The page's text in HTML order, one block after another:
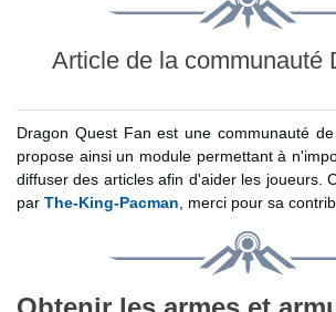
Article de la communauté
Dragon Quest Fan est une communauté
propose ainsi un module permettant à
diffuser des articles afin d'aider les joueurs.
par The-King-Pacman , merci pour sa